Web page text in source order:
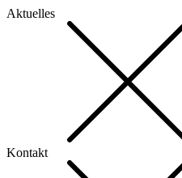
Aktuelles
Kontakt